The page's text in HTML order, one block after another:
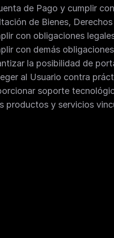
de Pago y cumplir
de Bienes,
con obligaciones
con demás
la posibilidad de
al Usuario contra
soporte
productos y servicios